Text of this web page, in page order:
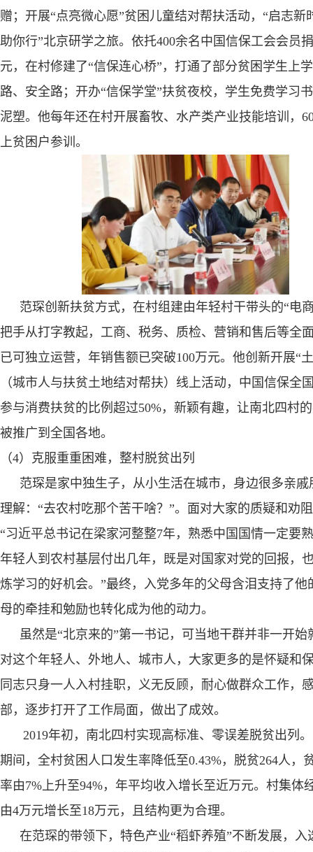
赠；开展“点亮微心愿”贫困儿童结对帮扶活动，“启志新
助你行”北京研学之旅。依托400余名中国信保工会会员
元，在村修建了“信保连心桥”，打通了部分贫困学生上
路、安全路；开办“信保学堂”扶贫夜校，学生免费学习
泥塑。他每年还在村开展畜牧、水产类产业技能培训，
上贫困户参训。
范琛创新扶贫方式，在村组建由年轻村干带头的“电
把手从打字教起，工商、税务、质检、营销和售后等全
已可独立运营，年销售额已突破100万元。他创新开展“
（城市人与扶贫土地结对帮扶）线上活动，中国信保全
参与消费扶贫的比例超过50%，新颖有趣，让南北四村
被推广到全国各地。
（4）克服重重困难，整村脱贫出列
范琛是家中独生子，从小生活在城市，身边很多亲戚
理解：“去农村吃那个苦干啥？”。面对大家的质疑和劝
“习近平总书记在梁家河整整7年，熟悉中国国情一定要
年轻人到农村基层付出几年，既是对国家对党的回报，
炼学习的好机会。”最终，入党多年的父母含泪支持了他
母的牵挂和勉励也转化成为他的动力。
虽然是“北京来的”第一书记，可当地干群并非一开始
对这个年轻人、外地人、城市人，大家更多的是怀疑和
同志只身一人入村挂职，义无反顾，耐心做群众工作，
部，逐步打开了工作局面，做出了成效。
2019年初，南北四村实现高标准、零误差脱贫出列
期间，全村贫困人口发生率降低至0.43%，脱贫264人，
率由7%上升至94%，年平均收入增长至近万元。村集体
由4万元增长至18万元，且结构更为合理。
在范琛的带领下，特色产业“稻虾养殖”不断发展，入